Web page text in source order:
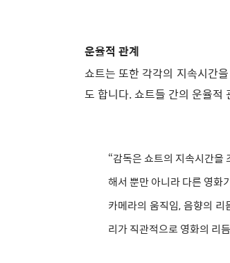
운율적 관계
쇼트는 또한 각각의 지속시간
도 합니다. 쇼트들 간의 운율적
“감독은 쇼트의 지속시간을
해서 뿐만 아니라 다른 영화
카메라의 움직임, 음향의
리가 직관적으로 영화의 리